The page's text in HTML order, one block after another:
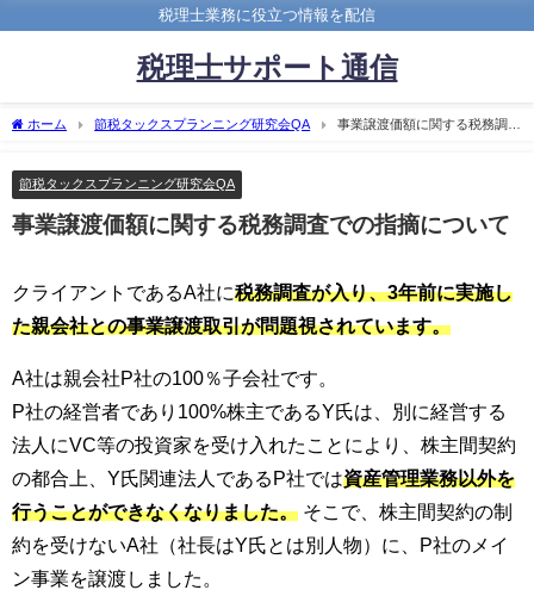
税理士業務に役立つ情報を配信
税理士サポート通信
ホーム 節税タックスプランニング研究会QA
事業譲渡価額に関する税務調査
節税タックスプランニング研究会QA
事業譲渡価額に関する税務調査での指摘について
クライアントであるA社に税務調査が入り、3年前に実施し
た親会社との事業譲渡取引が問題視されています。
A社は親会社P社の100％子会社です。
P社の経営者であり100%株主であるY氏は、別に経営する
法人にVC等の投資家を受け入れたことにより、株主間契約
の都合上、Y氏関連法人であるP社では資産管理業務以外を
行うことができなくなりました。 そこで、株主間契約の制
約を受けないA社（社長はY氏とは別人物）に、P社のメイ
ン事業を譲渡しました。